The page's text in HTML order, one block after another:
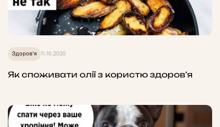
Здоров'я 11.10.2020
Як споживати олії з користю здоров’я